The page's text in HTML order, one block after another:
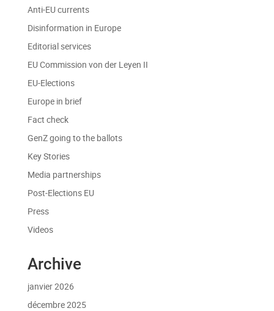
Anti-EU currents
Disinformation in Europe
Editorial services
EU Commission von der Leyen II
EU-Elections
Europe in brief
Fact check
GenZ going to the ballots
Key Stories
Media partnerships
Post-Elections EU
Press
Videos
Archive
janvier 2026
décembre 2025